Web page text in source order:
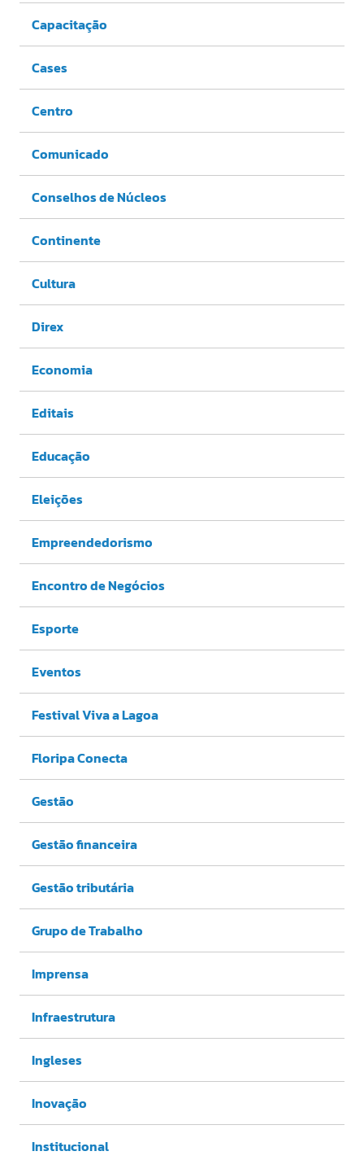
Capacitação
Cases
Centro
Comunicado
Conselhos de Núcleos
Continente
Cultura
Direx
Economia
Editais
Educação
Eleições
Empreendedorismo
Encontro de Negócios
Esporte
Eventos
Festival Viva a Lagoa
Floripa Conecta
Gestão
Gestão financeira
Gestão tributária
Grupo de Trabalho
Imprensa
Infraestrutura
Ingleses
Inovação
Institucional